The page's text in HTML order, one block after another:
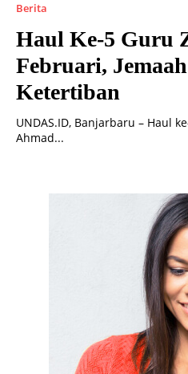
Berita
Haul Ke-5 Guru
Februari,
Ketertiban
UNDAS.ID, Banjarbaru – Haul
Ahmad...